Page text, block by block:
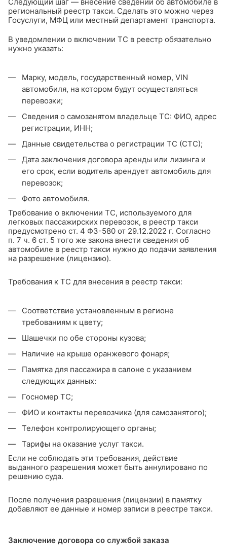
региональный реестр такси. Сделать это можно через
Госуслуги, МФЦ или местный департамент транспорта.
В уведомлении о включении ТС в реестр обязательно
нужно указать:
Марку, модель, государственный номер, VIN
автомобиля, на котором будут осуществляться
перевозки;
Сведения о самозанятом владельце ТС: ФИО, адрес
регистрации, ИНН;
Данные свидетельства о регистрации ТС (СТС);
Дата заключения договора аренды или лизинга и
его срок, если водитель арендует автомобиль для
перевозок;
Фото автомобиля.
Требование о включении ТС, используемого для
легковых пассажирских перевозок, в реестр такси
предусмотрено ст. 4 ФЗ-580 от 29.12.2022 г. Согласно
п. 7 ч. 6 ст. 5 того же закона внести сведения об
автомобиле в реестр такси нужно до подачи заявления
на разрешение (лицензию).
Требования к ТС для внесения в реестр такси:
Соответствие установленным в регионе
требованиям к цвету;
Шашечки по обе стороны кузова;
Наличие на крыше оранжевого фонаря;
Памятка для пассажира в салоне с указанием
следующих данных:
Госномер ТС;
ФИО и контакты перевозчика (для самозанятого);
Телефон контролирующего органы;
Тарифы на оказание услуг такси.
Если не соблюдать эти требования, действие
выданного разрешения может быть аннулировано по
решению суда.
После получения разрешения (лицензии) в памятку
добавляют ее данные и номер записи в реестре такси.
Заключение договора со службой заказа